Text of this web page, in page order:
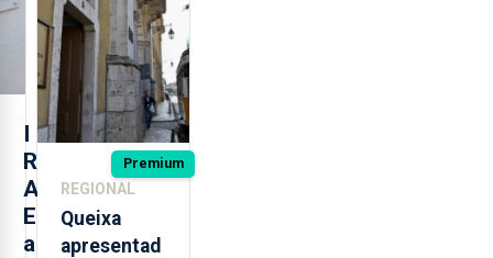
I
R
A
E
a
terceira
interditação
Premium
REGIONAL
Queixa
apresentad